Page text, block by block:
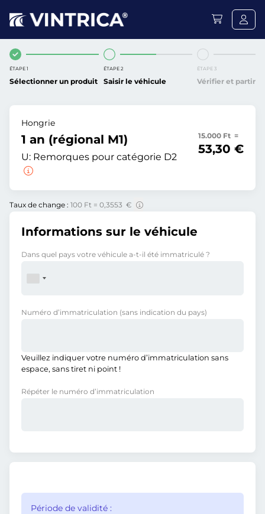
ÉTAPE 1
Sélectionner un produit
ÉTAPE 2
Saisir le véhicule
ÉTAPE 3
Vérifier et partir
Hongrie
1 an (régional M1)
U: Remorques pour catégorie D2
15.000 Ft =
53,30 €
Taux de change : 100 Ft = 0,3553 €
Informations sur le véhicule
Dans quel pays votre véhicule a-t-il été immatriculé ?
Numéro d’immatriculation (sans indication du pays)
Veuillez indiquer votre numéro d’immatriculation sans
espace, sans tiret ni point !
Répéter le numéro d’immatriculation
Période de validité :